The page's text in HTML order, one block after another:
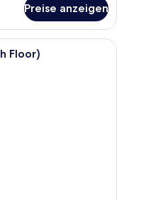
Preise anzeigen
mit zwei Betten, einem
Floor)